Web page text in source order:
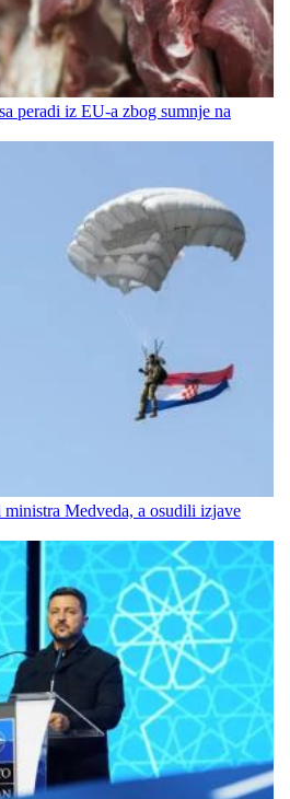
peradi iz EU-a zbog sumnje na
Medveda, a osudili izjave